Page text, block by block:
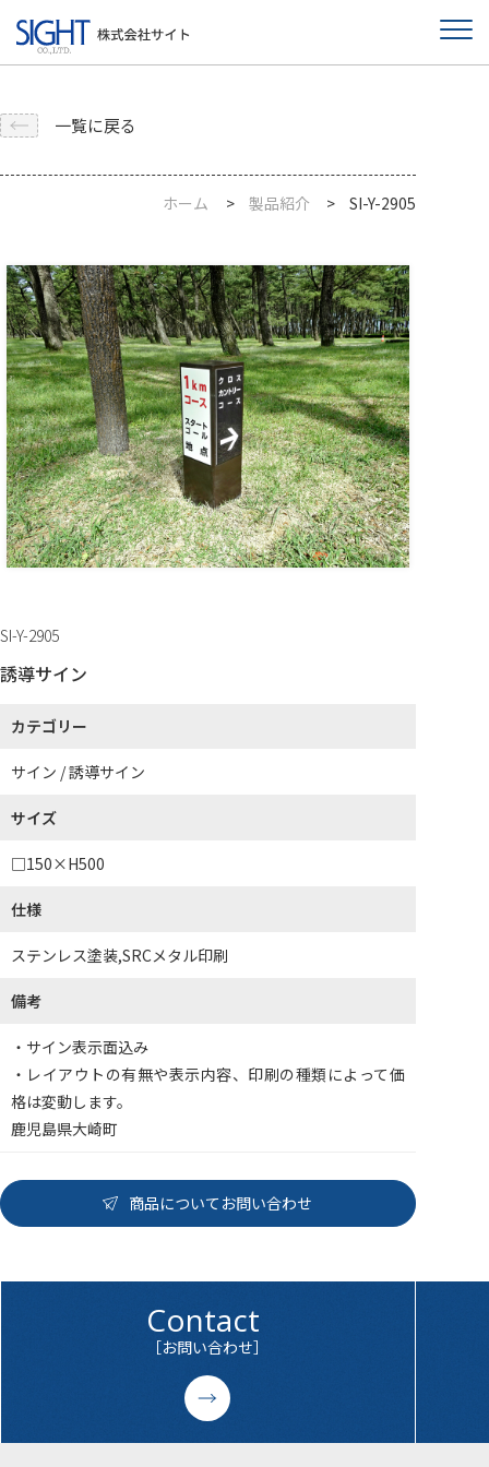
一覧に戻る
ホーム 製品紹介 SI-Y-2905
SI-Y-2905
誘導サイン
カテゴリー
サイン / 誘導サイン
サイズ
□150×H500
仕様
ステンレス塗装,SRCメタル印刷
備考
・サイン表示面込み
・レイアウトの有無や表示内容、印刷の種類によって価
格は変動します。
鹿児島県大崎町
商品についてお問い合わせ
Contact
［お問い合わせ］